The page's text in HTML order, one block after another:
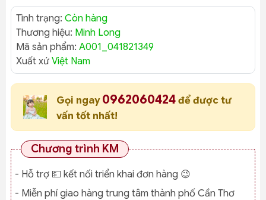
Tình trạng: Còn hàng
Thương hiệu: Minh Long
Mã sản phẩm: A001_041821349
Xuất xứ Việt Nam
Gọi ngay 0962060424 để được tư
vấn tốt nhất!
Chương trình KM
- Hỗ trợ 💵 kết nối triển khai đơn hàng 😉
- Miễn phí giao hàng trung tâm thành phố Cần Thơ